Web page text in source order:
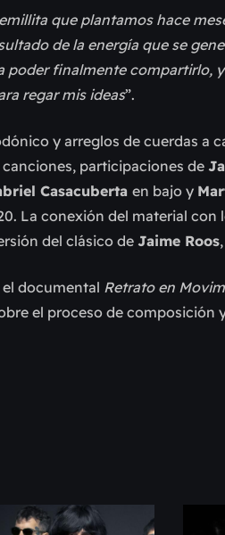
que plantamos hace
de la energía que se
finalmente compartirlo,
regar mis ideas”.
y arreglos de cuerdas a
participaciones de
Casacuberta en bajo y
La conexión del material
del clásico de Jaime Roos,
documental Retrato en
el proceso de composición